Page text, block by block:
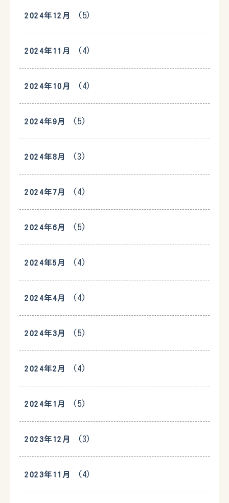
2024年12月 (5)
2024年11月 (4)
2024年10月 (4)
2024年9月 (5)
2024年8月 (3)
2024年7月 (4)
2024年6月 (5)
2024年5月 (4)
2024年4月 (4)
2024年3月 (5)
2024年2月 (4)
2024年1月 (5)
2023年12月 (3)
2023年11月 (4)